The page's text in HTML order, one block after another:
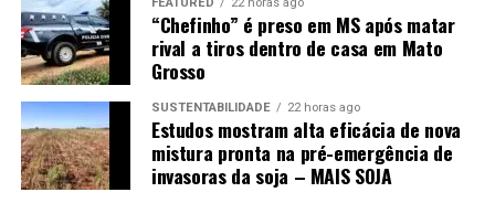
Diante disso, o que favorecerá o mercado será a
manutenção das compras chinesas, o que ainda não é
uma certeza, apesar dos sinais positivos dos últimos
dias.
“Chefinho” é preso em MS após matar
rival a tiros dentro de casa em Mato
Grosso
SUSTENTABILIDADE 22 horas ago
Estudos mostram alta eficácia de nova
mistura pronta na pré-emergência de
invasoras da soja – MAIS SOJA